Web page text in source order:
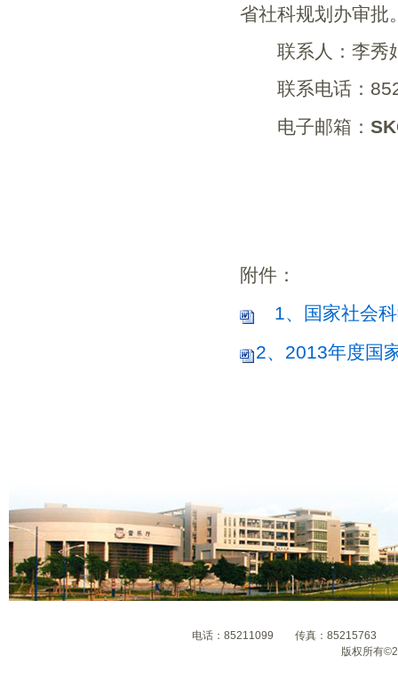
省社科规划办审批
联系人：李秀
联系电话：
电子邮箱：
附件：
1、国家社会科
2、2013年度国
电话：85211099 传真：85215763 地
版权所有